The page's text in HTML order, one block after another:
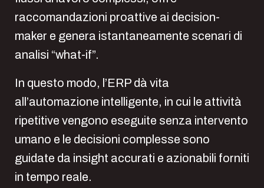
raccomandazioni proattive ai decision-
maker e genera istantaneamente scenari di
analisi “what-if”.
In questo modo, l’ERP dà vita
all’automazione intelligente, in cui le attività
ripetitive vengono eseguite senza intervento
umano e le decisioni complesse sono
guidate da insight accurati e azionabili forniti
in tempo reale.